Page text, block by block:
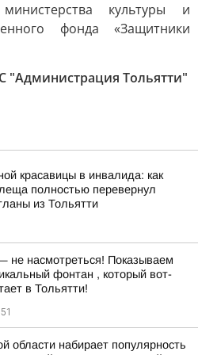
культуры и
фонда «Защитники
"Администрация Тольятти"
красавицы в инвалида: как
полностью перевернул
из Тольятти
не насмотреться! Показываем
фонтан , который вот-
в Тольятти!
области набирает популярность